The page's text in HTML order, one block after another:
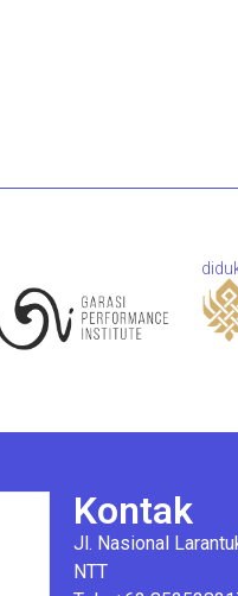
Kontak
Jl. Nasional
NTT